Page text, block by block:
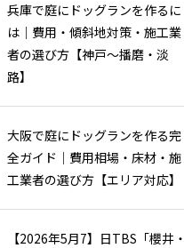
兵庫で庭にドッグランを作るに
は｜費用・傾斜地対策・施工業
者の選び方【神戸〜播磨・淡
路】
大阪で庭にドッグランを作る完
全ガイド｜費用相場・床材・施
工業者の選び方【エリア対応】
【2026年5月7】日TBS「櫻井・